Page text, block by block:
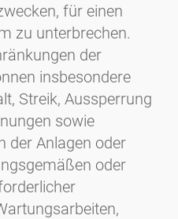
für einen
zu unterbrechen.
der
insbesondere
Streik, Aussperrung
sowie
der Anlagen oder
oder